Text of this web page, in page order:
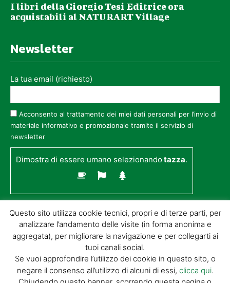
I libri della Giorgio Tesi Editrice ora
acquistabili al NATURART Village
Newsletter
La tua email (richiesto)
Acconsento al trattamento dei miei dati personali per l’invio di
materiale informativo e promozionale tramite il servizio di
newsletter
Dimostra di essere umano selezionandotazza.
© GIORGIO TESI EDITRICE S.R.L. | P.IVA
Questo sito utilizza cookie tecnici, propri e di terze parti, per
analizzare l’andamento delle visite (in forma anonima e
aggregata), per migliorare la navigazione e per collegarti ai
tuoi canali social.
Se vuoi approfondire l’utilizzo dei cookie in questo sito, o
negare il consenso all’utilizzo di alcuni di essi, clicca qui.